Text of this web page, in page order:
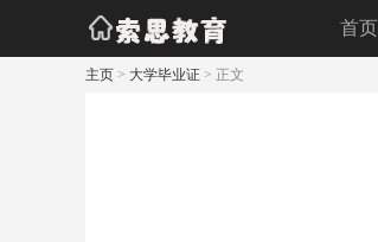
首页
主页 > 大学毕业证 > 正文